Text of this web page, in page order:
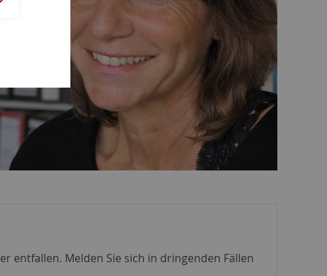
entfallen. Melden Sie sich in dringenden Fällen